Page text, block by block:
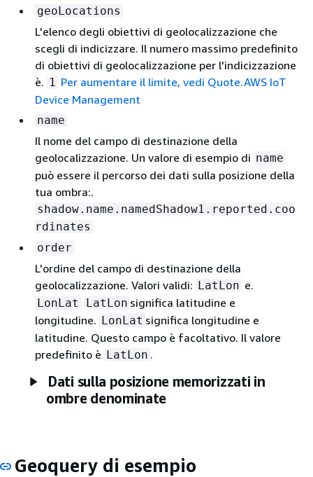
geoLocations
L'elenco degli obiettivi di geolocalizzazione che
scegli di indicizzare. Il numero massimo predefinito
di obiettivi di geolocalizzazione per l'indicizzazione
è. 1 Per aumentare il limite, vedi Quote.AWS IoT
Device Management
name
Il nome del campo di destinazione della
geolocalizzazione. Un valore di esempio di name
può essere il percorso dei dati sulla posizione della
tua ombra:.
shadow.name.namedShadow1.reported.coo
rdinates
order
L'ordine del campo di destinazione della
geolocalizzazione. Valori validi: LatLon e.
LonLat LatLon significa latitudine e
longitudine. LonLat significa longitudine e
latitudine. Questo campo è facoltativo. Il valore
predefinito è LatLon .
Dati sulla posizione memorizzati in
ombre denominate
Geoquery di esempio